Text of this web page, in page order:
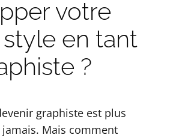
votre
en tant
?
graphiste est plus
Mais comment